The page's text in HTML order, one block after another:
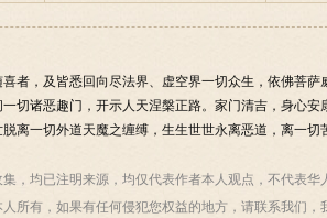
者，及皆悉回向尽法界、虚空界一切众生，依佛菩
切诸恶趣门，开示人天涅槃正路。家门清吉，身心
离一切外道天魔之缠缚，生生世世永离恶道，离一
，均已注明来源，均仅代表作者本人观点，不代表
所有，如果有任何侵犯您权益的地方，请联系我们，